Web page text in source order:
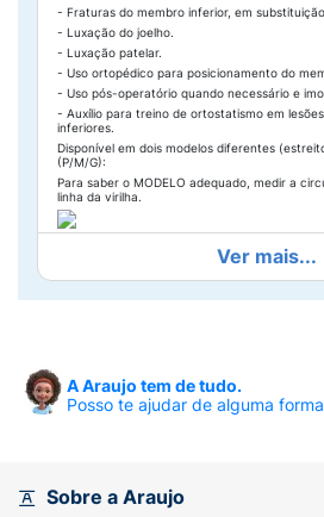
- Fraturas do membro inferior, em
- Luxação do joelho.
- Luxação patelar.
- Uso ortopédico para posicionamento do
- Uso pós-operatório quando necessário e
- Auxílio para treino de ortostatismo em
inferiores.
Disponível em dois modelos diferentes
(P/M/G):
Para saber o MODELO adequado, medir a
linha da virilha.
Para saber o TAMANHO adequado, medir a
Modo de usar:
Abra completamente todas as tiras e
perna, de modo que as talas fiquem
na altura da patela (rótula). Após, ajuste as
fivelas plásticas, seguindo a ordem das mais
Ver mais...
A Araujo tem de tudo.
Posso te ajudar de alguma
Sobre a Araujo